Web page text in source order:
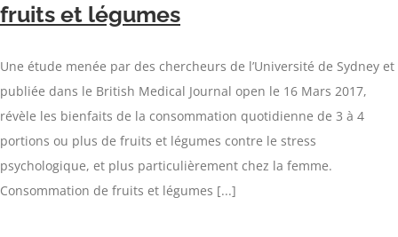
fruits et légumes
Une étude menée par des chercheurs de l’Université de Sydney et
publiée dans le British Medical Journal open le 16 Mars 2017,
révèle les bienfaits de la consommation quotidienne de 3 à 4
portions ou plus de fruits et légumes contre le stress
psychologique, et plus particulièrement chez la femme.
Consommation de fruits et légumes [...]